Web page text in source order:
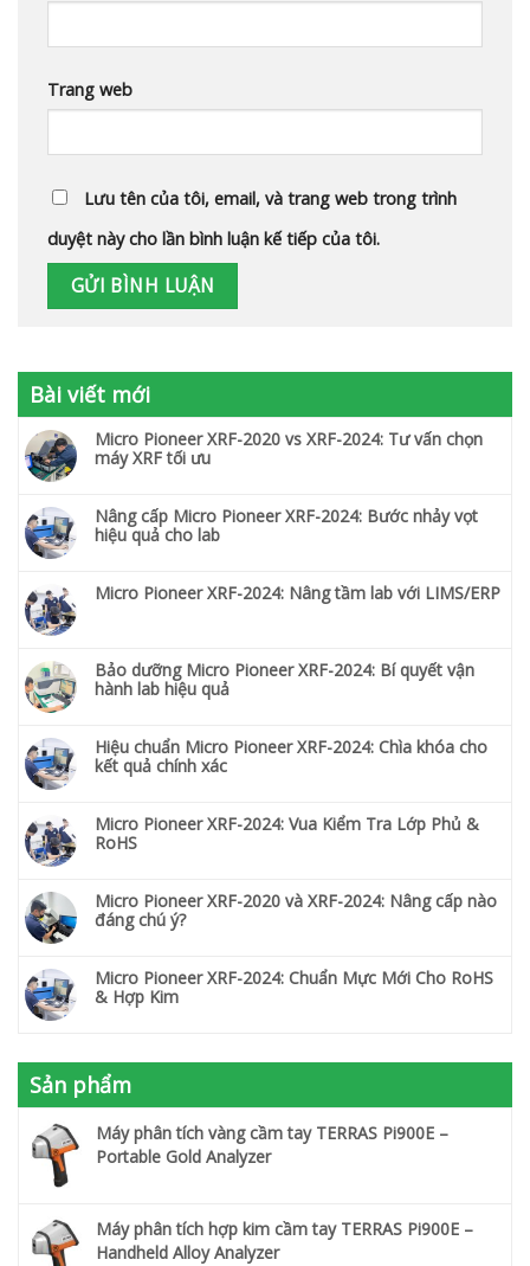
Trang web
Lưu tên của tôi, email, và trang web trong trình
duyệt này cho lần bình luận kế tiếp của tôi.
Bài viết mới
Micro Pioneer XRF-2020 vs XRF-2024: Tư vấn chọn
máy XRF tối ưu
Nâng cấp Micro Pioneer XRF-2024: Bước nhảy vọt
hiệu quả cho lab
Micro Pioneer XRF-2024: Nâng tầm lab với LIMS/ERP
Bảo dưỡng Micro Pioneer XRF-2024: Bí quyết vận
hành lab hiệu quả
Hiệu chuẩn Micro Pioneer XRF-2024: Chìa khóa cho
kết quả chính xác
Micro Pioneer XRF-2024: Vua Kiểm Tra Lớp Phủ &
RoHS
Micro Pioneer XRF-2020 và XRF-2024: Nâng cấp nào
đáng chú ý?
Micro Pioneer XRF-2024: Chuẩn Mực Mới Cho RoHS
& Hợp Kim
Sản phẩm
Máy phân tích vàng cầm tay TERRAS Pi900E –
Portable Gold Analyzer
Máy phân tích hợp kim cầm tay TERRAS Pi900E –
Handheld Alloy Analyzer